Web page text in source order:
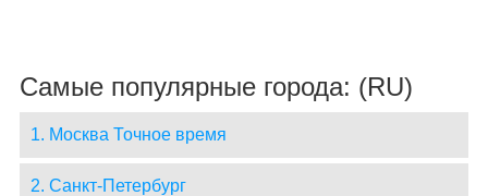
Самые популярные города: (RU)
1. Москва Точное время
2. Санкт-Петербург